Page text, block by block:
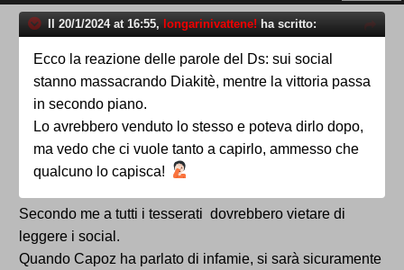
Il 20/1/2024 at 16:55, longarinivattene! ha scritto:
Ecco la reazione delle parole del Ds: sui social
stanno massacrando Diakitè, mentre la vittoria passa
in secondo piano.
Lo avrebbero venduto lo stesso e poteva dirlo dopo,
ma vedo che ci vuole tanto a capirlo, ammesso che
qualcuno lo capisca!
Secondo me a tutti i tesserati dovrebbero vietare di
leggere i social.
Quando Capoz ha parlato di infamie, si sarà sicuramente